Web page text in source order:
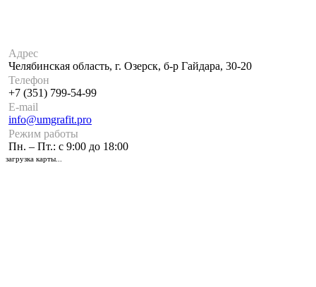
Адрес
Челябинская область, г. Озерск, б-р Гайдара, 30-20
Телефон
+7 (351) 799-54-99
E-mail
info@umgrafit.pro
Режим работы
Пн. – Пт.: с 9:00 до 18:00
загрузка карты...